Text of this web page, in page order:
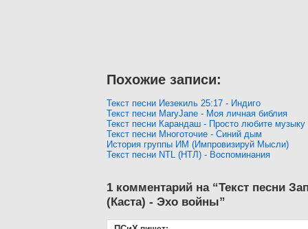
Похожие записи:
Текст песни Иезекиль 25:17 - Индиго
Текст песни MaryJane - Моя личная библия
Текст песни Карандаш - Просто любите музыку
Текст песни Многоточие - Синий дым
История группы ИМ (Импровизируй Мысли)
Текст песни NTL (НТЛ) - Воспоминания
1 комментарий на “Текст песни
(Каста) - Эхо войны”